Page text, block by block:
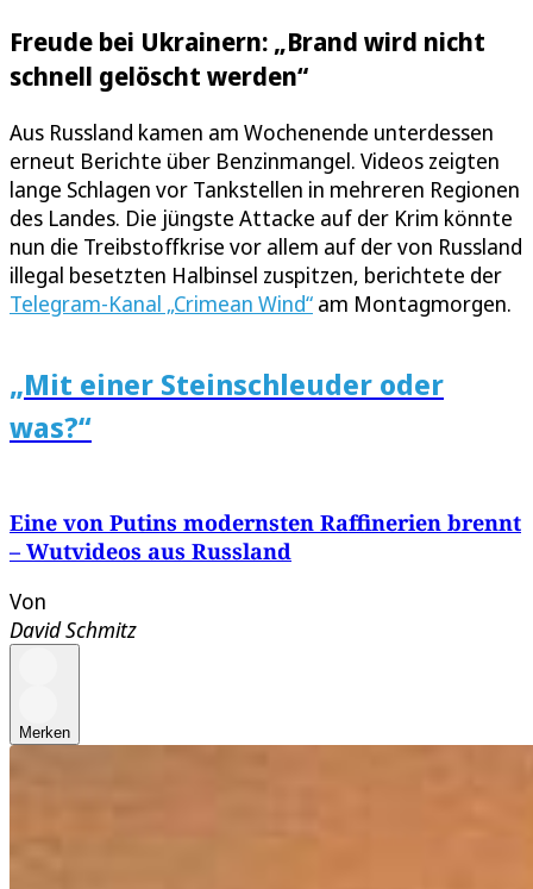
Freude bei Ukrainern: „Brand wird nicht
schnell gelöscht werden“
Aus Russland kamen am Wochenende unterdessen
erneut Berichte über Benzinmangel. Videos zeigten
lange Schlagen vor Tankstellen in mehreren Regionen
des Landes. Die jüngste Attacke auf der Krim könnte
nun die Treibstoffkrise vor allem auf der von Russland
illegal besetzten Halbinsel zuspitzen, berichtete der
Telegram-Kanal „Crimean Wind“ am Montagmorgen.
„Mit einer Steinschleuder oder
was?“
Eine von Putins modernsten Raffinerien brennt
– Wutvideos aus Russland
Von
David Schmitz
Merken